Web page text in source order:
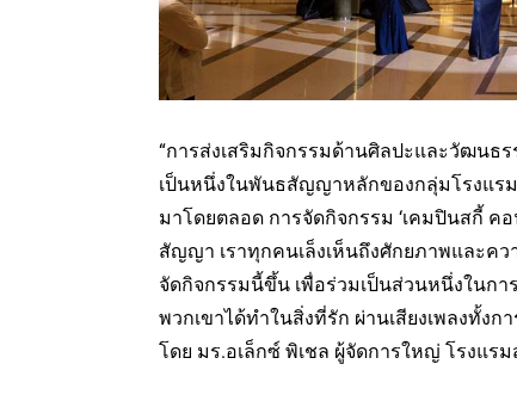
“การส่งเสริมกิจกรรมด้านศิลปะและวัฒน
เป็นหนึ่งในพันธสัญญาหลักของกลุ่มโรงแร
มาโดยตลอด การจัดกิจกรรม ‘เคมปินสกี้ ค
สัญญา เราทุกคนเล็งเห็นถึงศักยภาพและค
จัดกิจกรรมนี้ขึ้น เพื่อร่วมเป็นส่วนหนึ่งในก
พวกเขาได้ทำในสิ่งที่รัก ผ่านเสียงเพลงทั้งก
โดย มร.อเล็กซ์ พิเชล ผู้จัดการใหญ่ โรงแร